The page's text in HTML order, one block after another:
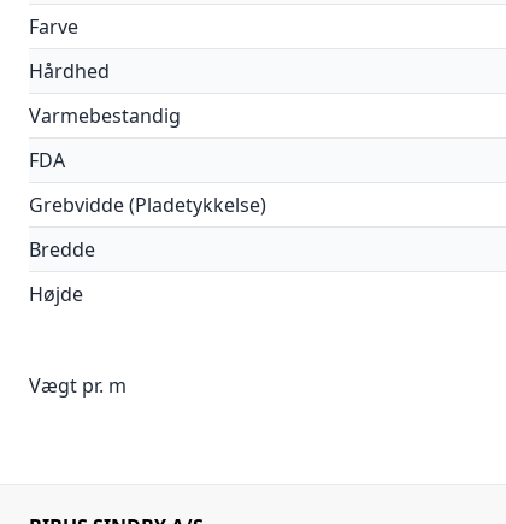
Farve
Hårdhed
Varmebestandig
FDA
Grebvidde (Pladetykkelse)
Bredde
Højde
Vægt pr. m